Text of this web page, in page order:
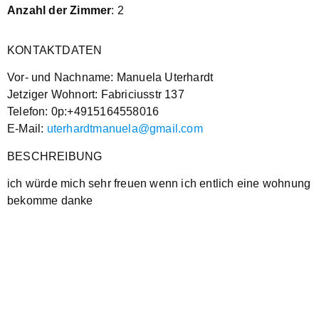
Anzahl der Zimmer: 2
KONTAKTDATEN
Vor- und Nachname: Manuela Uterhardt
Jetziger Wohnort: Fabriciusstr 137
Telefon: 0p:+4915164558016
E-Mail: uterhardtmanuela@gmail.com
BESCHREIBUNG
ich würde mich sehr freuen wenn ich entlich eine wohnung
bekomme danke